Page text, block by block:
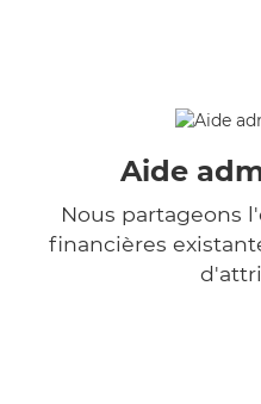
Aide
Nous partageons
financières